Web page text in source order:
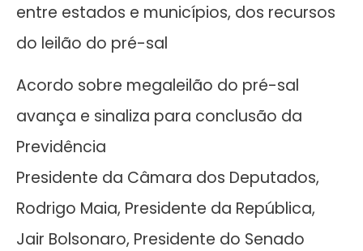
entre estados e municípios, dos recursos
do leilão do pré-sal
Acordo sobre megaleilão do pré-sal
avança e sinaliza para conclusão da
Previdência
Presidente da Câmara dos Deputados,
Rodrigo Maia, Presidente da República,
Jair Bolsonaro, Presidente do Senado